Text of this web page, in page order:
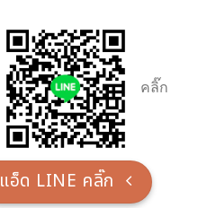
คลิ๊ก
แอ็ด LINE คลิ๊ก